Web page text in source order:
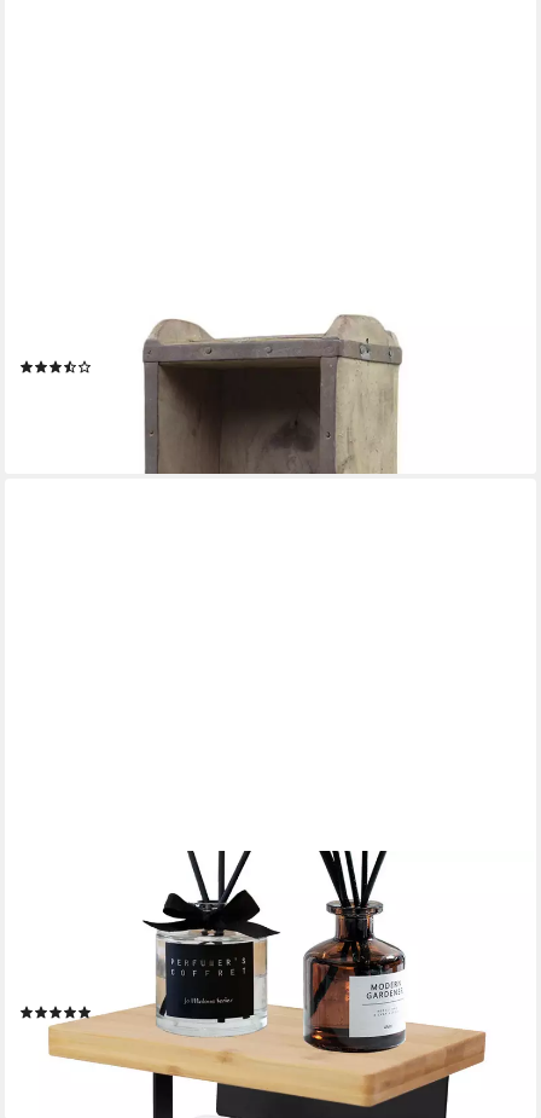
Toilettenpapierhalter Toilettenpapierhalter WC Rollenhalter
Wand Ziegelform Holz Chic
Toilettenpapierhalter Klopapierhalterung, Klopapierhalter mit
Holzplatte, Wandmontage (1er Set, 1-St., 1x Toilettenpapierhalter
(ohne Stanzen/Lochen), Rollenhalter Selbstklebend,Wc Papier
Halterung für Küche Badzimmer
(1)
14,99 € UVP33,99 €
lieferbar - in 4-5 Werktagen bei dir